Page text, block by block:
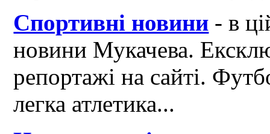
Спортивні новини - в
новини Мукачева.
репортажі на сайті.
легка атлетика...